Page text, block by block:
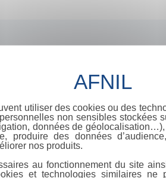
utiliser des cookies ou des
non sensibles stockées
données de
produire des données
nos produits.
au fonctionnement du site
et technologies similaires ne